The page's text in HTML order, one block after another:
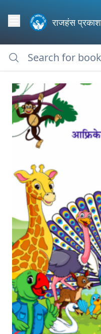
राजहंस